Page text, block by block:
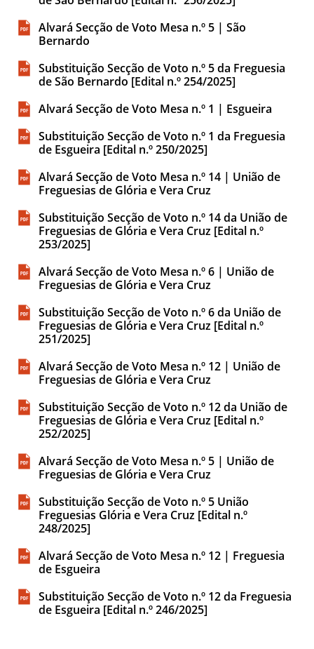
Alvará Secção de Voto Mesa n.º 5 | São
Bernardo
Substituição Secção de Voto n.º 5 da Freguesia
de São Bernardo [Edital n.º 254/2025]
Alvará Secção de Voto Mesa n.º 1 | Esgueira
Substituição Secção de Voto n.º 1 da Freguesia
de Esgueira [Edital n.º 250/2025]
Alvará Secção de Voto Mesa n.º 14 | União de
Freguesias de Glória e Vera Cruz
Substituição Secção de Voto n.º 14 da União de
Freguesias de Glória e Vera Cruz [Edital n.º
253/2025]
Alvará Secção de Voto Mesa n.º 6 | União de
Freguesias de Glória e Vera Cruz
Substituição Secção de Voto n.º 6 da União de
Freguesias de Glória e Vera Cruz [Edital n.º
251/2025]
Alvará Secção de Voto Mesa n.º 12 | União de
Freguesias de Glória e Vera Cruz
Substituição Secção de Voto n.º 12 da União de
Freguesias de Glória e Vera Cruz [Edital n.º
252/2025]
Alvará Secção de Voto Mesa n.º 5 | União de
Freguesias de Glória e Vera Cruz
Substituição Secção de Voto n.º 5 União
Freguesias Glória e Vera Cruz [Edital n.º
248/2025]
Alvará Secção de Voto Mesa n.º 12 | Freguesia
de Esgueira
Substituição Secção de Voto n.º 12 da Freguesia
de Esgueira [Edital n.º 246/2025]